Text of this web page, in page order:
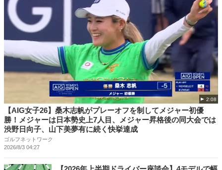
2:08
【AIG女子26】桑木志帆がプレーオフを制してメジャー初優
勝！メジャーは日本勢史上7人目、メジャー昇格後の同大会では
渋野日向子、山下美夢有に続く快挙達成
ゴルフネットワーク
2026/8/3 04:27